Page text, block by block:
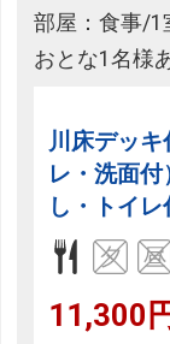
部屋：食事/1
おとな1名様
川床デッ
レ・洗面
し・トイ
11,300